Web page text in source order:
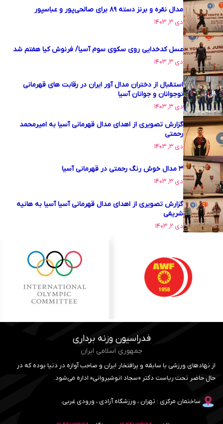
مدال نقره و برنز دسته ۸۹ برای صالحی‌پور و عباسپور
دی ۳, ۱۴۰۳
عسل کدخدایی روی سکوی سوم آسیا/ فرنوش کیا هفتم شد
دی ۳, ۱۴۰۳
استقبال از دختران مدال آور ایران در رقابت های قهرمانی
نوجوانان و جوانان آسیا
دی ۳, ۱۴۰۳
گزارش تصویری از اهدای مدال قهرمانی آسیا به امیرمحمد
رحمتی
دی ۳, ۱۴۰۳
۳ مدال خوش رنگ رحمتی در قهرمانی آسیا
دی ۳, ۱۴۰۳
گزارش تصویری از اهدای مدال قهرمانی آسیا آسیا به هانیه
شریفی
دی ۲, ۱۴۰۳
فدراسیون وزنه برداری
جمهوری اسلامی ایران
از نهادهای ورزشی با سابقه و پرافتخار ایران و صاحب آوازه در دنیا بوده که در
حال حاضر تحت ریاست دکتر «سجاد انوشیروانی» اداره می‌شود.
ساختمان مرکزی : تهران ، ورزشگاه آزادی ، ورودی غربی.